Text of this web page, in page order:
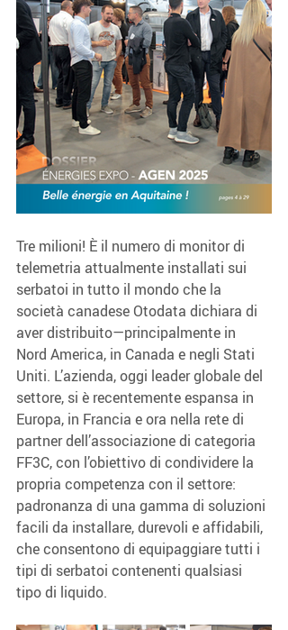
Tre milioni! È il numero di monitor di
telemetria attualmente installati sui
serbatoi in tutto il mondo che la
società canadese Otodata dichiara di
aver distribuito—principalmente in
Nord America, in Canada e negli Stati
Uniti. L’azienda, oggi leader globale del
settore, si è recentemente espansa in
Europa, in Francia e ora nella rete di
partner dell’associazione di categoria
FF3C, con l’obiettivo di condividere la
propria competenza con il settore:
padronanza di una gamma di soluzioni
facili da installare, durevoli e affidabili,
che consentono di equipaggiare tutti i
tipi di serbatoi contenenti qualsiasi
tipo di liquido.